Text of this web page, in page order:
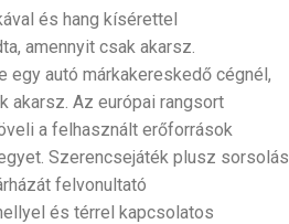
és hang kísérettel
amennyit csak akarsz.
autó márkakereskedő cégnél,
akarsz. Az európai rangsort
a felhasznált erőforrások
Szerencsejáték plusz sorsolás
felvonultató
és térrel kapcsolatos